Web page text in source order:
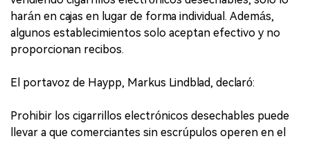
harán en cajas en lugar de forma individual. Además,
algunos establecimientos solo aceptan efectivo y no
proporcionan recibos.
El portavoz de Haypp, Markus Lindblad, declaró:
Prohibir los cigarrillos electrónicos desechables puede
llevar a que comerciantes sin escrúpulos operen en el